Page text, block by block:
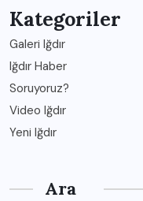
Kategoriler
Galeri Iğdır
Iğdır Haber
Soruyoruz?
Video Iğdır
Yeni Iğdır
Ara